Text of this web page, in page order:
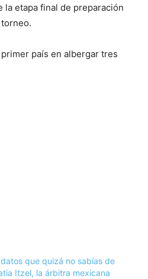
etapa final de preparación
país en albergar tres
que quizá no sabías de
Itzel, la árbitra mexicana